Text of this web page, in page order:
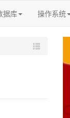
据库 操作系统